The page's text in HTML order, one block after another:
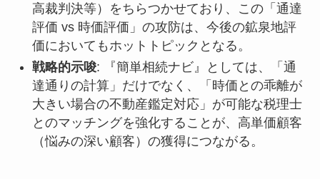
高裁判決等）をちらつかせており、この「通達
評価 vs 時価評価」の攻防は、今後の鉱泉地評
価においてもホットトピックとなる。
戦略的示唆: 『簡単相続ナビ』としては、「通
達通りの計算」だけでなく、「時価との乖離が
大きい場合の不動産鑑定対応」が可能な税理士
とのマッチングを強化することが、高単価顧客
（悩みの深い顧客）の獲得につながる。